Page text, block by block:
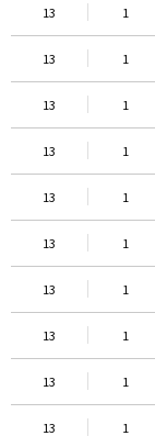
13 1
13 1
13 1
13 1
13 1
13 1
13 1
13 1
13 1
13 1